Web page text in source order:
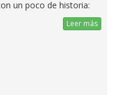
un poco de historia:
Leer más